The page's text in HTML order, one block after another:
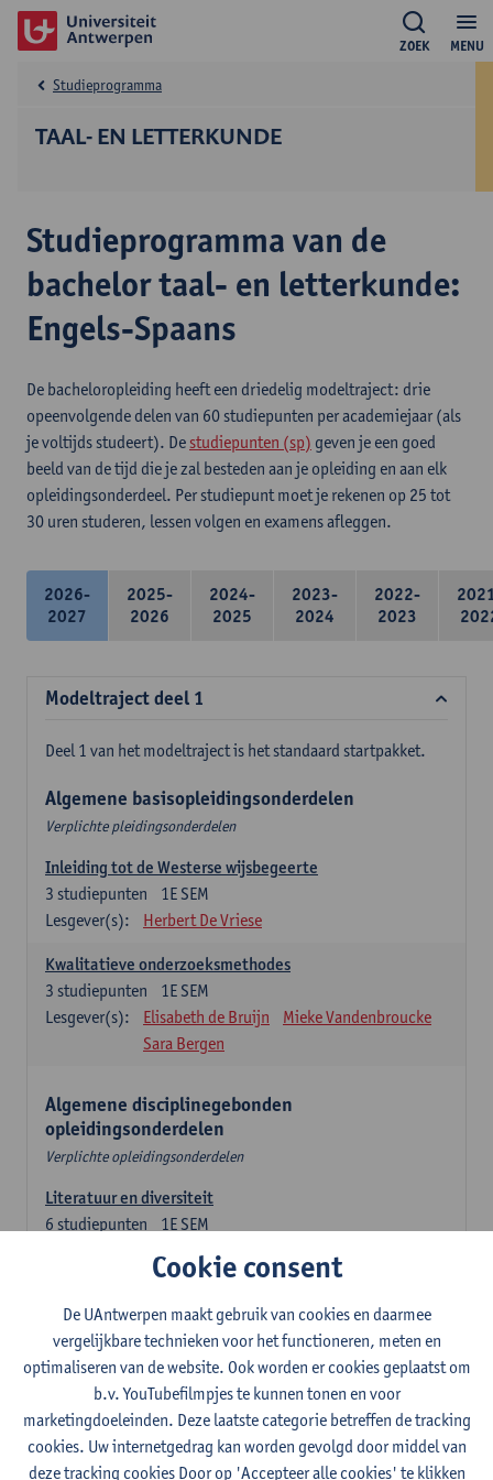
MENU
ZOEK
TAAL- EN LETTERKUNDE
Studieprogramma
Studieprogramma van de
bachelor taal- en letterkunde:
Engels-Spaans
De bacheloropleiding heeft een driedelig modeltraject: drie
opeenvolgende delen van 60 studiepunten per academiejaar (als
je voltijds studeert). De studiepunten (sp) geven je een goed
beeld van de tijd die je zal besteden aan je opleiding en aan elk
opleidingsonderdeel. Per studiepunt moet je rekenen op 25 tot
30 uren studeren, lessen volgen en examens afleggen.
2026-
2027
2025-
2026
2024-
2025
2023-
2024
2022-
2023
Modeltraject deel 1
Deel 1 van het modeltraject is het standaard startpakket.
Algemene basisopleidingsonderdelen
Verplichte pleidingsonderdelen
Inleiding tot de Westerse wijsbegeerte
1E SEM
3 studiepunten
Lesgever(s):
Herbert De Vriese
Kwalitatieve onderzoeksmethodes
1E SEM
3 studiepunten
Lesgever(s):
Elisabeth de Bruijn
Mieke Vandenbroucke
Sara Bergen
Algemene disciplinegebonden
opleidingsonderdelen
Verplichte opleidingsonderdelen
Literatuur en diversiteit
1E SEM
6 studiepunten
Remco Sleiderink
2E SEM
studiepunten
Lesgever(s):
Astrid De Wit Peter Petré
Engels: verplichte opleidingsonderdelen
Engels: taalbeheersing 1
Cookie consent
De UAntwerpen maakt gebruik van cookies en daarmee
vergelijkbare technieken voor het functioneren, meten en
optimaliseren van de website. Ook worden er cookies geplaatst om
b.v. YouTubefilmpjes te kunnen tonen en voor
marketingdoeleinden. Deze laatste categorie betreffen de tracking
cookies. Uw internetgedrag kan worden gevolgd door middel van
deze tracking cookies Door op 'Accepteer alle cookies' te klikken